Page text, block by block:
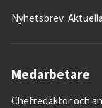
Nyhetsbrev
Medarbetare
Chefredaktör och